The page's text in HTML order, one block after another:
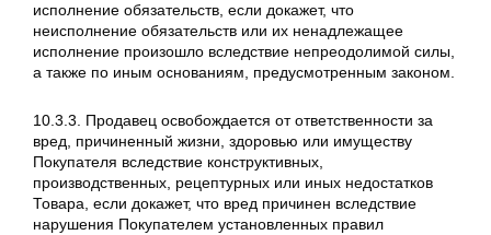
исполнение обязательств, если докажет, что
неисполнение обязательств или их ненадлежащее
исполнение произошло вследствие непреодолимой силы,
а также по иным основаниям, предусмотренным законом.
10.3.3. Продавец освобождается от ответственности за
вред, причиненный жизни, здоровью или имуществу
Покупателя вследствие конструктивных,
производственных, рецептурных или иных недостатков
Товара, если докажет, что вред причинен вследствие
нарушения Покупателем установленных правил